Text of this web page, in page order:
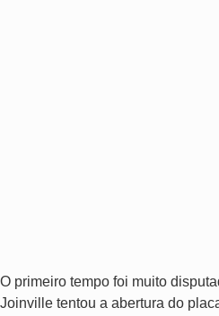
O primeiro tempo foi muito
Joinville tentou a abertura do